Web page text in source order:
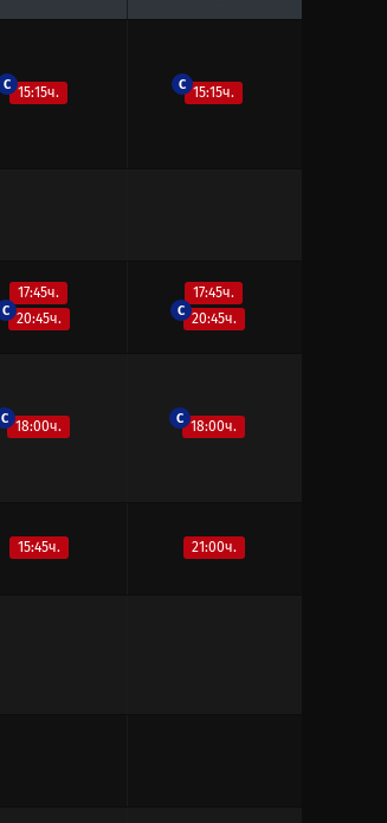
15:15ч.
C 15:15ч.
C
17:45ч.
20:45ч.
C
17:45ч.
20:45ч.
C
18:00ч.
C 18:00ч.
C
15:45ч. 21:00ч.